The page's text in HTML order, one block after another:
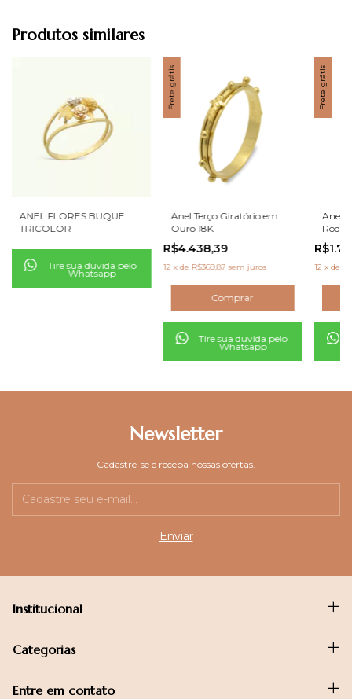
Produtos similares
ANEL FLORES BUQUE
TRICOLOR
Tire sua duvida pelo
Whatsapp
Frete grátis
Anel Terço Giratório em
Ouro 18K
R$4.438,39
12 xde R$369,87 sem juros
Tire sua duvida pelo
Whatsapp
Frete grátis
Anel
Ródio
12 x de
Newsletter
Cadastre-se e receba nossas ofertas.
Institucional
Categorias
Entre em contato